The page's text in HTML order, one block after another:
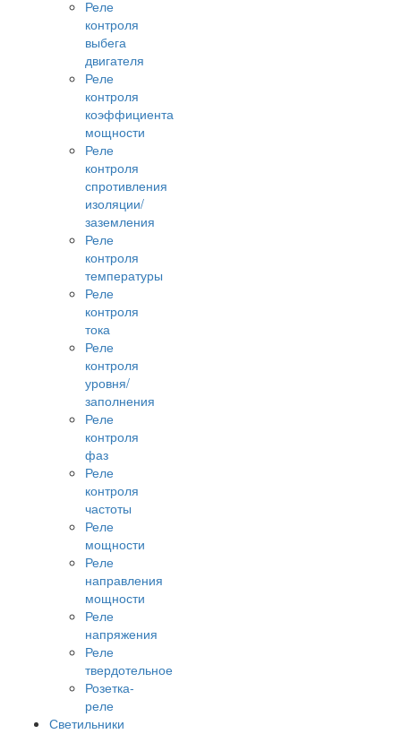
Реле
контроля
выбега
двигателя
Реле
контроля
коэффициента
мощности
Реле
контроля
спротивления
изоляции/
заземления
Реле
контроля
температуры
Реле
контроля
тока
Реле
контроля
уровня/
заполнения
Реле
контроля
фаз
Реле
контроля
частоты
Реле
мощности
Реле
направления
мощности
Реле
напряжения
Реле
твердотельное
Розетка-
реле
Светильники